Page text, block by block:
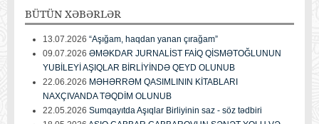
BÜTÜN XƏBƏRLƏR
13.07.2026 “Aşığam, haqdan yanan çırağam”
09.07.2026 ƏMƏKDAR JURNALİST FAİQ QİSMƏTOĞLUNUN
YUBİLEYİ AŞIQLAR BİRLİYİNDƏ QEYD OLUNUB
22.06.2026 MƏHƏRRƏM QASIMLININ KİTABLARI
NAXÇIVANDA TƏQDİM OLUNUB
22.05.2026 Sumqayıtda Aşıqlar Birliyinin saz - söz tədbiri